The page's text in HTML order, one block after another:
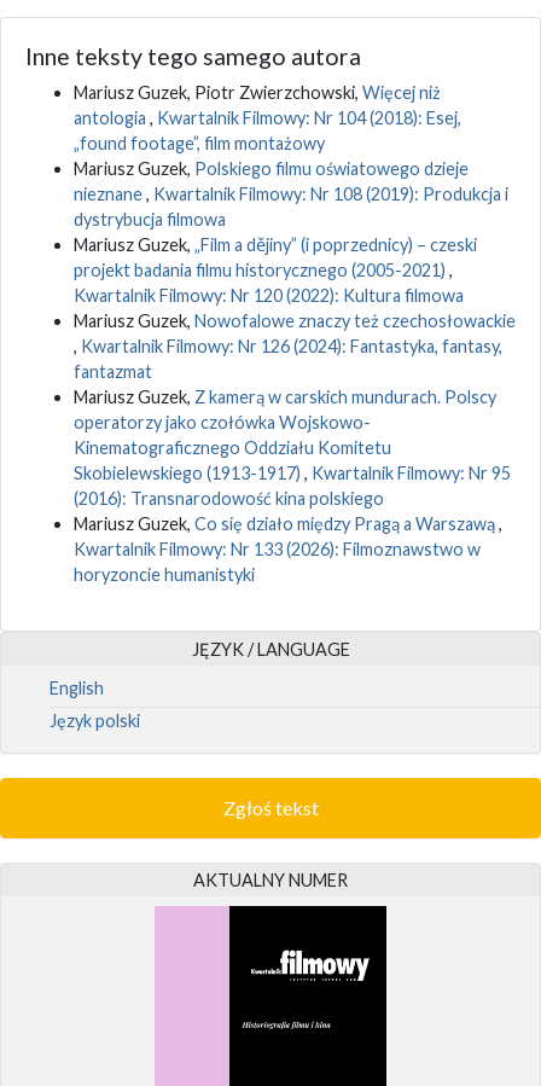
Inne teksty tego samego autora
Mariusz Guzek, Piotr Zwierzchowski, Więcej niż
antologia , Kwartalnik Filmowy: Nr 104 (2018): Esej,
„found footage”, film montażowy
Mariusz Guzek, Polskiego filmu oświatowego dzieje
nieznane, Kwartalnik Filmowy: Nr 108 (2019): Produkcja i
dystrybucja filmowa
Mariusz Guzek, „Film a dějiny” (i poprzednicy) – czeski
projekt badania filmu historycznego (2005-2021) ,
Kwartalnik Filmowy: Nr 120 (2022): Kultura filmowa
Mariusz Guzek, Nowofalowe znaczy też czechosłowackie
, Kwartalnik Filmowy: Nr 126 (2024): Fantastyka, fantasy,
fantazmat
Mariusz Guzek, Z kamerą w carskich mundurach. Polscy
operatorzy jako czołówka Wojskowo-
Kinematograficznego Oddziału Komitetu
Skobielewskiego (1913-1917) , Kwartalnik Filmowy: Nr 95
(2016): Transnarodowość kina polskiego
Mariusz Guzek, Co się działo między Pragą a Warszawą,
Kwartalnik Filmowy: Nr 133 (2026): Filmoznawstwo w
horyzoncie humanistyki
JĘZYK / LANGUAGE
English
Język polski
Zgłoś tekst
AKTUALNY NUMER